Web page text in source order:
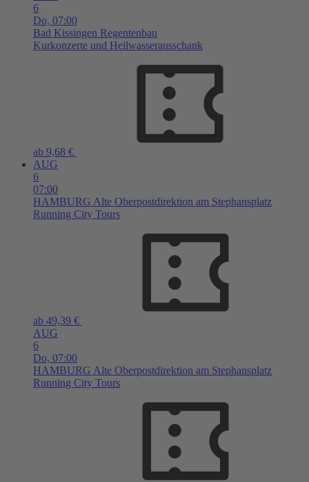
6
Do, 07:00
Bad Kissingen Regentenbau
Kurkonzerte und Heilwasserausschank
ab 9,68 €
AUG
6
07:00
HAMBURG Alte Oberpostdirektion am Stephansplatz
Running City Tours
ab 49,39 €
AUG
6
Do, 07:00
HAMBURG Alte Oberpostdirektion am Stephansplatz
Running City Tours